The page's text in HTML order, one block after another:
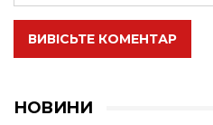
ВИВІСЬТЕ КОМЕНТАР
НОВИНИ